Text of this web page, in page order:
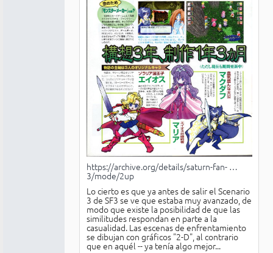
https://archive.org/details/saturn-fan- …
3/mode/2up
Lo cierto es que ya antes de salir el Scenario
3 de SF3 se ve que estaba muy avanzado, de
modo que existe la posibilidad de que las
similitudes respondan en parte a la
casualidad. Las escenas de enfrentamiento
se dibujan con gráficos "2-D", al contrario
que en aquél -- ya tenía algo mejor...